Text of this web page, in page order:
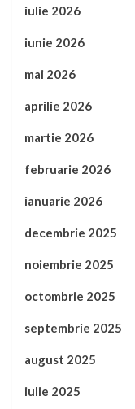
iulie 2026
iunie 2026
mai 2026
aprilie 2026
martie 2026
februarie 2026
ianuarie 2026
decembrie 2025
noiembrie 2025
octombrie 2025
septembrie 2025
august 2025
iulie 2025